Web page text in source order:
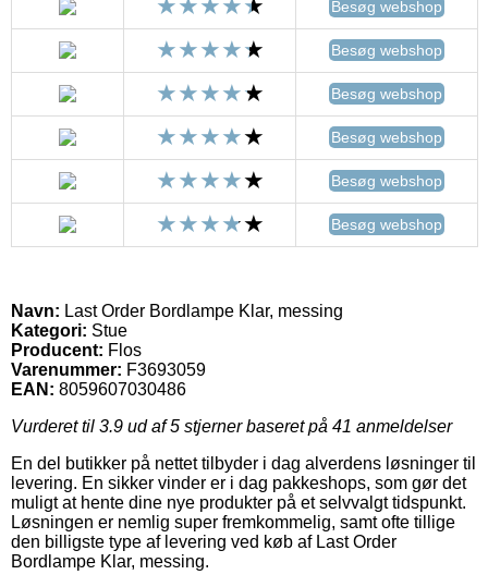
Besøg webshop
Besøg webshop
Besøg webshop
Besøg webshop
Besøg webshop
Besøg webshop
Navn: Last Order Bordlampe Klar, messing
Kategori: Stue
Producent: Flos
Varenummer: F3693059
EAN: 8059607030486
Vurderet til 3.9 ud af 5 stjerner baseret på 41 anmeldelser
En del butikker på nettet tilbyder i dag alverdens løsninger til
levering. En sikker vinder er i dag pakkeshops, som gør det
muligt at hente dine nye produkter på et selvvalgt tidspunkt.
Løsningen er nemlig super fremkommelig, samt ofte tillige
den billigste type af levering ved køb af Last Order
Bordlampe Klar, messing.